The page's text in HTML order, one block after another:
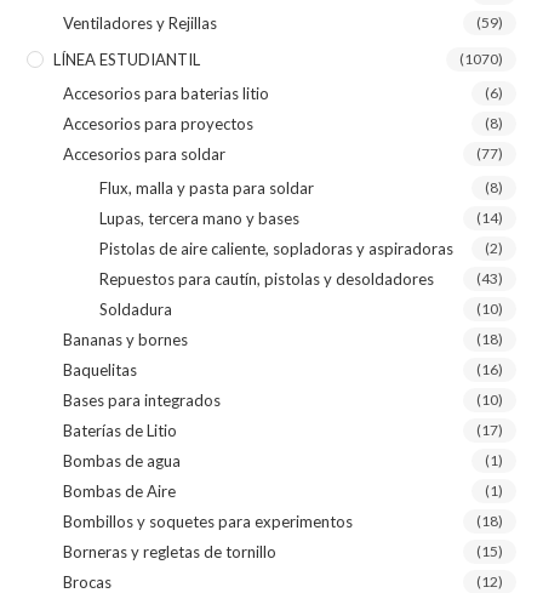
Ventiladores y Rejillas (59)
LÍNEA ESTUDIANTIL (1070)
Accesorios para baterias litio (6)
Accesorios para proyectos (8)
Accesorios para soldar (77)
Flux, malla y pasta para soldar (8)
Lupas, tercera mano y bases (14)
Pistolas de aire caliente, sopladoras y aspiradoras (2)
Repuestos para cautín, pistolas y desoldadores (43)
Soldadura (10)
Bananas y bornes (18)
Baquelitas (16)
Bases para integrados (10)
Baterías de Litio (17)
Bombas de agua (1)
Bombas de Aire (1)
Bombillos y soquetes para experimentos (18)
Borneras y regletas de tornillo (15)
Brocas (12)